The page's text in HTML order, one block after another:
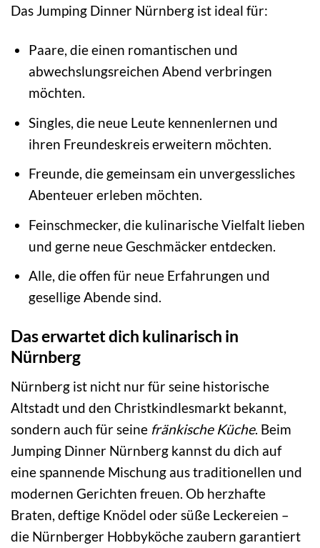
Das Jumping Dinner Nürnberg ist ideal für:
Paare, die einen romantischen und
abwechslungsreichen Abend verbringen
möchten.
Singles, die neue Leute kennenlernen und
ihren Freundeskreis erweitern möchten.
Freunde, die gemeinsam ein unvergessliches
Abenteuer erleben möchten.
Feinschmecker, die kulinarische Vielfalt lieben
und gerne neue Geschmäcker entdecken.
Alle, die offen für neue Erfahrungen und
gesellige Abende sind.
Das erwartet dich kulinarisch in
Nürnberg
Nürnberg ist nicht nur für seine historische
Altstadt und den Christkindlesmarkt bekannt,
sondern auch für seine fränkische Küche. Beim
Jumping Dinner Nürnberg kannst du dich auf
eine spannende Mischung aus traditionellen und
modernen Gerichten freuen. Ob herzhafte
Braten, deftige Knödel oder süße Leckereien –
die Nürnberger Hobbyköche zaubern garantiert